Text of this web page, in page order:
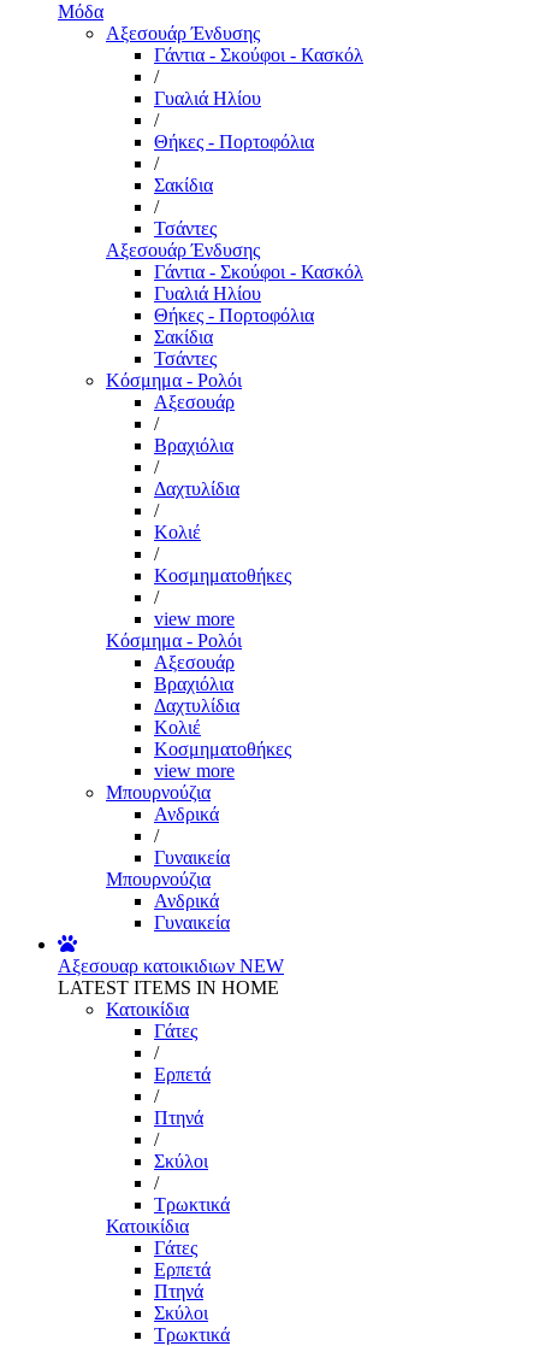
Μόδα
Αξεσουάρ Ένδυσης
Γάντια - Σκούφοι - Κασκόλ
/
Γυαλιά Ηλίου
/
Θήκες - Πορτοφόλια
/
Σακίδια
/
Τσάντες
Αξεσουάρ Ένδυσης
Γάντια - Σκούφοι - Κασκόλ
Γυαλιά Ηλίου
Θήκες - Πορτοφόλια
Σακίδια
Τσάντες
Κόσμημα - Ρολόι
Αξεσουάρ
/
Βραχιόλια
/
Δαχτυλίδια
/
Κολιέ
/
Κοσμηματοθήκες
/
view more
Κόσμημα - Ρολόι
Αξεσουάρ
Βραχιόλια
Δαχτυλίδια
Κολιέ
Κοσμηματοθήκες
view more
Μπουρνούζια
Ανδρικά
/
Γυναικεία
Μπουρνούζια
Ανδρικά
Γυναικεία
Αξεσουαρ κατοικιδιων NEW
LATEST ITEMS IN HOME
Κατοικίδια
Γάτες
/
Ερπετά
/
Πτηνά
/
Σκύλοι
/
Τρωκτικά
Κατοικίδια
Γάτες
Ερπετά
Πτηνά
Σκύλοι
Τρωκτικά